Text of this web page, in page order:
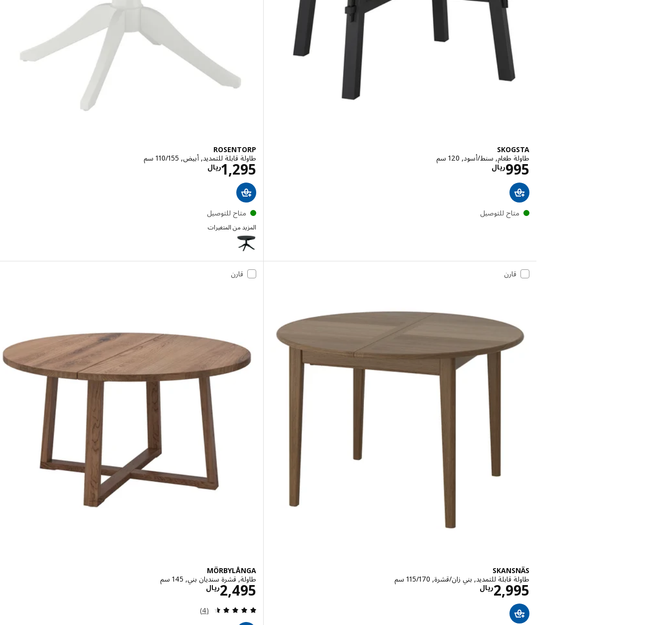
SKOGSTA
طاولة طعام, سنط/أسود, 120 سم
ريال995 الاسعار ريال 995
متاح للتوصيل
ROSENTORP
طاولة قابلة للتمديد, أبيض, ‎110/155 سم‏
ريال1,295 الاسعار ريال 1295
متاح للتوصيل
المزيد من المتغيرات
ROSENTORP
قارن
SKANSNÄS
طاولة قابلة للتمديد, بني زان/قشرة, ‎115/170 سم‏
ريال2,995 الاسعار ريال 2995
قارن
MÖRBYLÅNGA
طاولة, قشرة سنديان بني, 145 سم
ريال2,495 الاسعار ريال 2495
مراجعة: 4.5 من أصل 5 نجوم. إجمالي المراجعات:(4)